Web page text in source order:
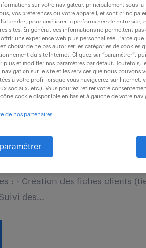
bouches-du-rhone (13)
(f/h)
(13) 25 000
Assistance commerciale En
: - Création des fiches clients
des...
sur votre navigateur, principalement sous
vos préférences ou votre appareil, et sont
l’attendez, pour améliorer la performance de notre site,
sites. En général, ces informations ne permettent
offrir une expérience web plus personnalisée. Parce
choisir de ne pas autoriser les catégories de cookies
du site Internet. Cliquez sur “paramétrer”,
plus et modifier nos paramètres par défaut. Toutefois,
navigation sur le site et les services que nous pouvons
à votre profil lorsque vous naviguerez sur Internet,
sociaux, etc.). Vous pourrez retirer votre
cookie disponible en bas et à gauche de votre
de nos partenaires
paramétrer